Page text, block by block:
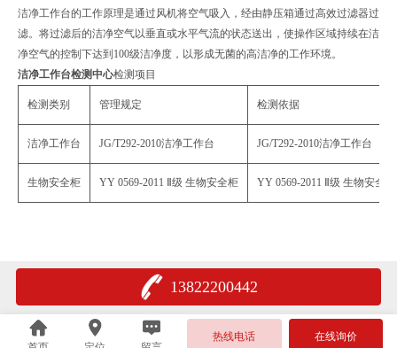
洁净工作台的工作原理是通过风机将空气吸入，经由静压箱通过高效过滤器过
滤。将过滤后的洁净空气以垂直或水平气流的状态送出，使操作区域持续在洁
净空气的控制下达到100级洁净度，以形成无菌的高洁净的工作环境。
洁净工作台检测中心检测项目
检测类别 管理规定 检测依据
洁净工作台 JG/T292-2010洁净工作台 JG/T292-2010洁净工作台
生物安全柜 YY 0569-2011 Ⅱ级 生物安全柜 YY 0569-2011 Ⅱ级 生物安全柜
13822200442
热线电话 在线询价